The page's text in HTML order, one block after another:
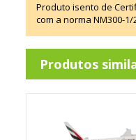
Produto isento de
com a norma NM300-
Produtos